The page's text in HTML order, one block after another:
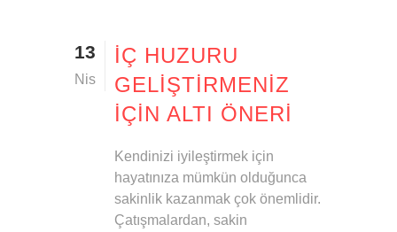
13
Nis
İÇ HUZURU
GELIŞTIRMENIZ
IÇIN ALTI ÖNERI
Kendinizi iyileştirmek için
hayatınıza mümkün olduğunca
sakinlik kazanmak çok önemlidir.
Çatışmalardan, sakin